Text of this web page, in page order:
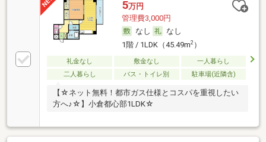
5万円
管理費3,000円
なし
なし
1階 / 1LDK（45.49m2）
礼金なし 敷金なし
一人暮らし
二人暮らし
バス・トイレ別 駐車場(近隣含)
【☆ネット無料！都市ガス仕様とコスパを重視したい
方へ♪☆】小倉都心部1LDK☆